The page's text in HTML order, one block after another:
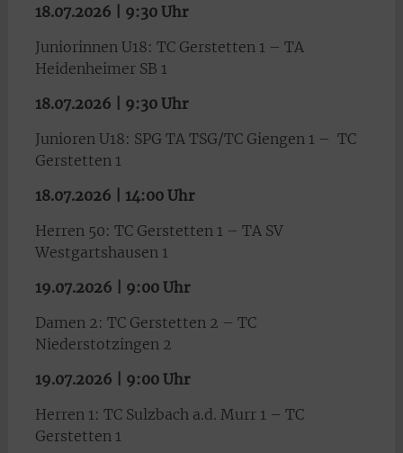
18.07.2026 | 9:30 Uhr
Juniorinnen U18: TC Gerstetten 1 – TA
Heidenheimer SB 1
18.07.2026 | 9:30 Uhr
Junioren U18: SPG TA TSG/TC Giengen 1 – TC
Gerstetten 1
18.07.2026 | 14:00 Uhr
Herren 50: TC Gerstetten 1 – TA SV
Westgartshausen 1
19.07.2026 | 9:00 Uhr
Damen 2: TC Gerstetten 2 – TC
Niederstotzingen 2
19.07.2026 | 9:00 Uhr
Herren 1: TC Sulzbach a.d. Murr 1 – TC
Gerstetten 1